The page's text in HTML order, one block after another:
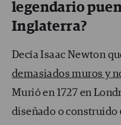
legendario
Inglaterra?
Decía Isaac Newton
demasiados muros y
Murió en 1727 en
diseñado o construido